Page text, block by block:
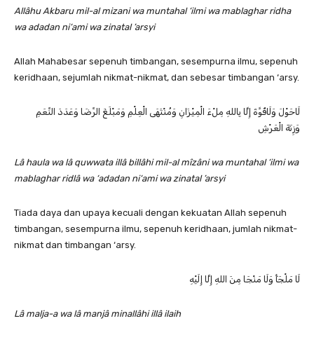
Allâhu Akbaru mil-al mizani wa muntahal ‘ilmi wa mablaghar ridha
wa adadan ni‘ami wa zinatal ’arsyi
Allah Mahabesar sepenuh timbangan, sesempurna ilmu, sepenuh
keridhaan, sejumlah nikmat-nikmat, dan sebesar timbangan ‘arsy.
وَزِنَةَ الْعَرْشِ
Lâ haula wa lâ quwwata illâ billâhi mil-al mîzâni wa muntahal ‘ilmi wa
mablaghar ridlâ wa ‘adadan ni‘ami wa zinatal ’arsyi
Tiada daya dan upaya kecuali dengan kekuatan Allah sepenuh
timbangan, sesempurna ilmu, sepenuh keridhaan, jumlah nikmat-
nikmat dan timbangan ‘arsy.
لَا مَلْجَأَ وَلَا مَنْجَا مِنَ اللهِ إِلَّا إِلَيْهِ
Lâ malja-a wa lâ manjâ minallâhi illâ ilaih